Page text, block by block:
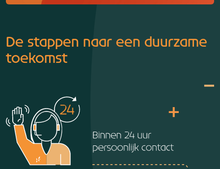
De stappen naar een duurzame
toekomst